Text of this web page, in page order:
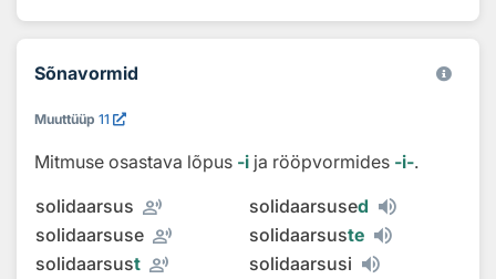
Sõnavormid
Muuttüüp 11
Mitmuse osastava lõpus ‑i ja rööpvormides ‑i‑.
solidaarsus record_voice_over solidaarsused
solidaarsuse record_voice_over solidaarsuste
solidaarsust record_voice_over solidaarsusi